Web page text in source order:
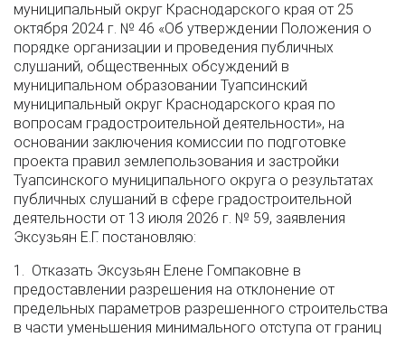
муниципальный округ Краснодарского края от 25
октября 2024 г. № 46 «Об утверждении Положения о
порядке организации и проведения публичных
слушаний, общественных обсуждений в
муниципальном образовании Туапсинский
муниципальный округ Краснодарского края по
вопросам градостроительной деятельности», на
основании заключения комиссии по подготовке
проекта правил землепользования и застройки
Туапсинского муниципального округа о результатах
публичных слушаний в сфере градостроительной
деятельности от 13 июля 2026 г. № 59, заявления
Эксузьян Е.Г. постановляю:
1. Отказать Эксузьян Елене Гомпаковне в
предоставлении разрешения на отклонение от
предельных параметров разрешенного строительства
в части уменьшения минимального отступа от границ